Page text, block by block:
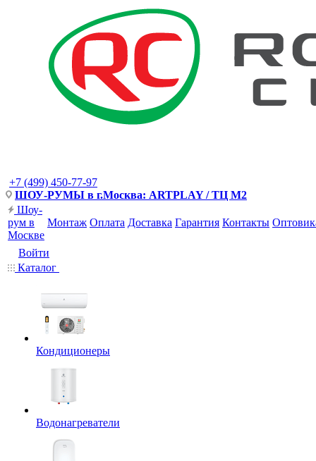
+7 (499) 450-77-97
ШОУ-РУМЫ в г.Москва: ARTPLAY / ТЦ М2
Шоу-
рум в
Москве
Монтаж Оплата Доставка Гарантия Контакты
Войти
Каталог
Кондиционеры
Водонагреватели